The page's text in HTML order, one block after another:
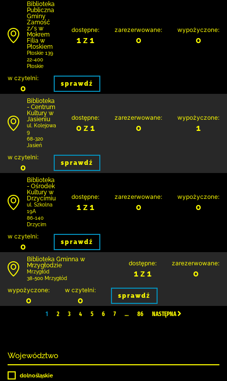
Biblio­teka
Publiczna
Gminy
Zamość
z/s w
Mokrem
Filia w
Płoskiem
Płoskie 139
22-400
Płoskie
dostępne:
1 z 1
zarezerwowane:
0
wypożyczone:
0
w czytelni:
0 sprawdź
Biblioteka
- Centrum
Kultury w
Jasieniu
ul. Kolejowa
9
68-320
Jasień
dostępne:
0 z 1
zarezerwowane:
0
wypożyczone:
1
w czytelni:
0 sprawdź
Biblioteka
- Ośrodek
Kultury w
Drzycimiu
ul. Szkolna
19A
86-140
Drzycim
dostępne:
1 z 1
zarezerwowane:
0
wypożyczone:
0
w czytelni:
0 sprawdź
Biblioteka Gminna w
Mrzygłodzie
Mrzygłód
38-500 Mrzygłód
dostępne:
1 z 1
zarezerwowane:
0
wypożyczone:
0
w czytelni:
0 sprawdź
1 2 3 4 5 6 7 … 86 NASTĘPNA
Województwo
dolnośląskie